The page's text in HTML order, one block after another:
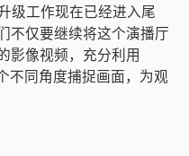
级工作现在已经进入尾
不仅要继续将这个演播厅
影像视频，充分利用
不同角度捕捉画面，为观